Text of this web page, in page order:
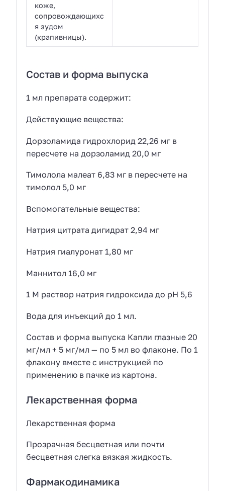
коже,
сопровождающихс
я зудом
(крапивницы).
Состав и форма выпуска
1 мл препарата содержит:
Действующие вещества:
Дорзоламида гидрохлорид 22,26 мг в
пересчете на дорзоламид 20,0 мг
Тимолола малеат 6,83 мг в пересчете на
тимолол 5,0 мг
Вспомогательные вещества:
Натрия цитрата дигидрат 2,94 мг
Натрия гиалуронат 1,80 мг
Маннитол 16,0 мг
1 М раствор натрия гидроксида до pH 5,6
Вода для инъекций до 1 мл.
Состав и форма выпуска Капли глазные 20
мг/мл + 5 мг/мл — по 5 мл во флаконе. По 1
флакону вместе с инструкцией по
применению в пачке из картона.
Лекарственная форма
Лекарственная форма
Прозрачная бесцветная или почти
бесцветная слегка вязкая жидкость.
Фармакодинамика